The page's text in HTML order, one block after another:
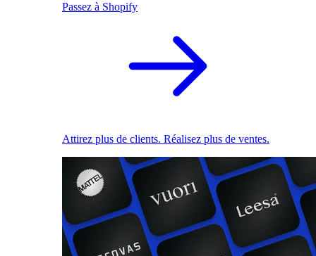
Passez à Shopify
Attirez plus de clients. Réalisez plus de ventes.